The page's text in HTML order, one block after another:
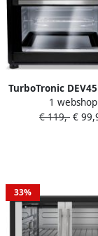
TurboTronic
Elektrische
Oven 45L
1 webshop
€ 119,- €
33%